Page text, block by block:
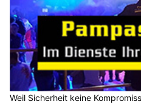
Weil Sicherheit keine